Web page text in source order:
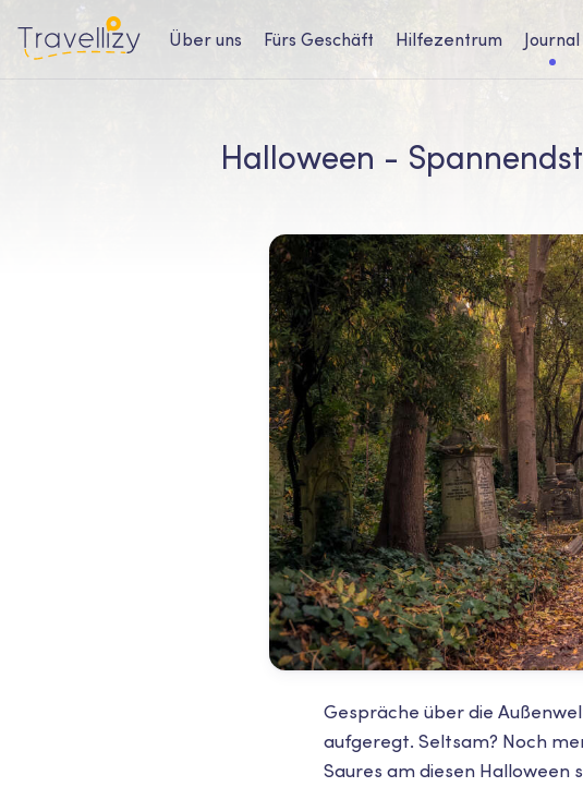
Über uns Fürs Geschäft Hilfezentrum Journal
Halloween -
Gespräche über die
aufgeregt. Seltsam? Noch
Saures am diesen Halloween